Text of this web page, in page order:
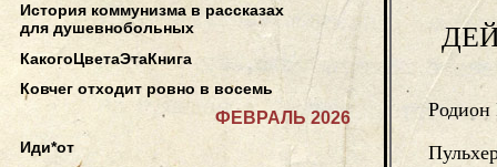
Родион
История коммунизма в рассказах
для душевнобольных
КакогоЦветаЭтаКнига
Ковчег отходит ровно в восемь
ФЕВРАЛЬ 2026
Иди*от